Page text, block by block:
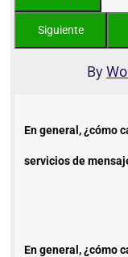
By
En general, ¿cómo
servicios de
En general, ¿cómo